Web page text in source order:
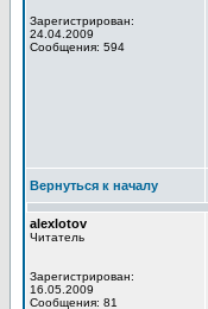
Зарегистрирован:
24.04.2009
Сообщения: 594
Вернуться к началу
alexlotov
Читатель
Зарегистрирован:
16.05.2009
Сообщения: 81